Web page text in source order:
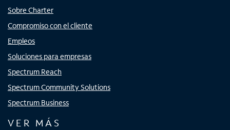
Sobre Charter
Compromiso con el cliente
Empleos
Soluciones para empresas
Spectrum Reach
Spectrum Community Solutions
Spectrum Business
VER MÁS